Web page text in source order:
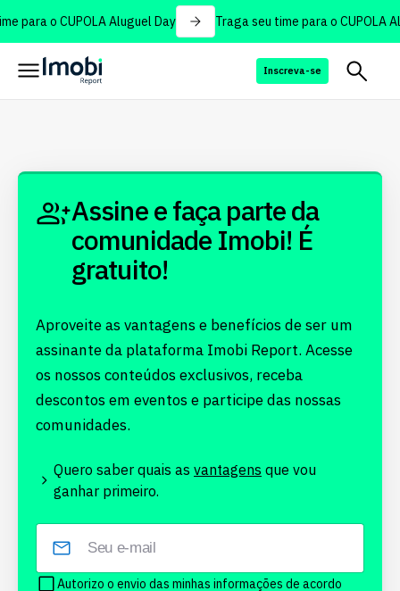
para o CUPOLA Aluguel Day Traga seu time para o CUPOLA
Inscreva-se
Assine e faça parte da
comunidade Imobi! É
gratuito!
Aproveite as vantagens e benefícios de ser um
assinante da plataforma Imobi Report. Acesse
os nossos conteúdos exclusivos, receba
descontos em eventos e participe das nossas
comunidades.
Quero saber quais as vantagens que vou
ganhar primeiro.
Autorizo o envio das minhas informações de acordo